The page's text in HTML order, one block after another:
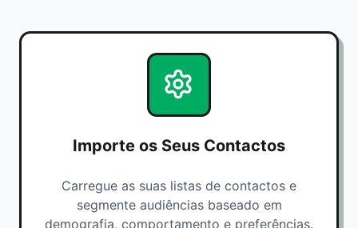
Importe os Seus Contactos
Carregue as suas listas de contactos e
segmente audiências baseado em
demografia, comportamento e preferências.